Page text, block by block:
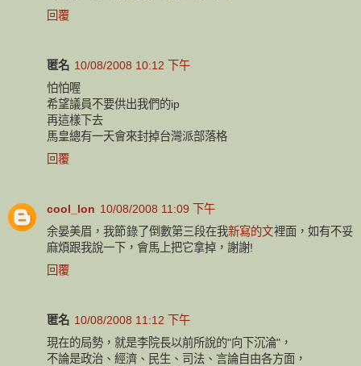
回覆
匿名 10/08/2008 10:12 下午
怕怕喔
希望議員不要供出我們的ip
再這樣下去
馬皇總有一天會來封掉台灣派部落格
回覆
cool_lon 10/08/2008 11:09 下午
余晏美眉，我節錄了倒數第三段在我新寫的文裡面，如有不妥
麻煩跟我說一下，會馬上把它拿掉，謝謝!
回覆
匿名 10/08/2008 11:12 下午
現在的局勢，就是李院長以前所說的"向下沉淪"，
不論是政治、經濟、民生、司法、言論自由各方面，